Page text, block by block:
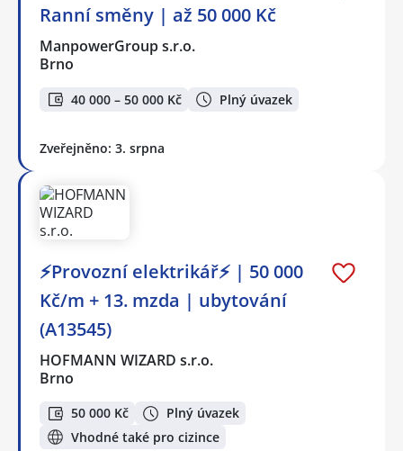
Ranní směny | až 50 000 Kč
ManpowerGroup s.r.o.
Brno
40 000 – 50 000 Kč Plný úvazek
Zveřejněno: 3. srpna
⚡Provozní elektrikář⚡ | 50 000
Kč/m + 13. mzda | ubytování
(A13545)
HOFMANN WIZARD s.r.o.
Brno
50 000 Kč
Plný úvazek
Vhodné také pro cizince